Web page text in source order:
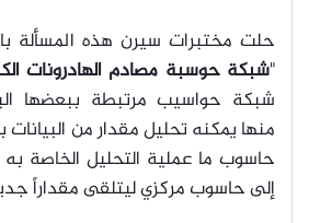
حلت مختبرات سيرن هذه المسألة
"شبكة حوسبة مصادم الهادرونات
شبكة حواسيب مرتبطة ببعضها
منها يمكنه تحليل مقدار من
حاسوب ما عملية التحليل الخاصة به
إلى حاسوب مركزي ليتلقى مقداراً